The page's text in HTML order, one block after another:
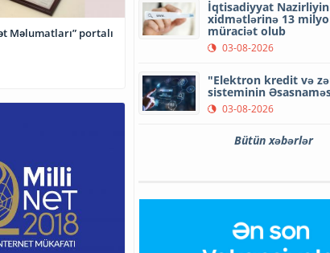
Məlumatları” portalı
İqtisadiyyat
xidmətlərinə 13
müraciət olub
03-08-2026
"Elektron kredit və
sisteminin
03-08-2026
Bütün xəbərlər